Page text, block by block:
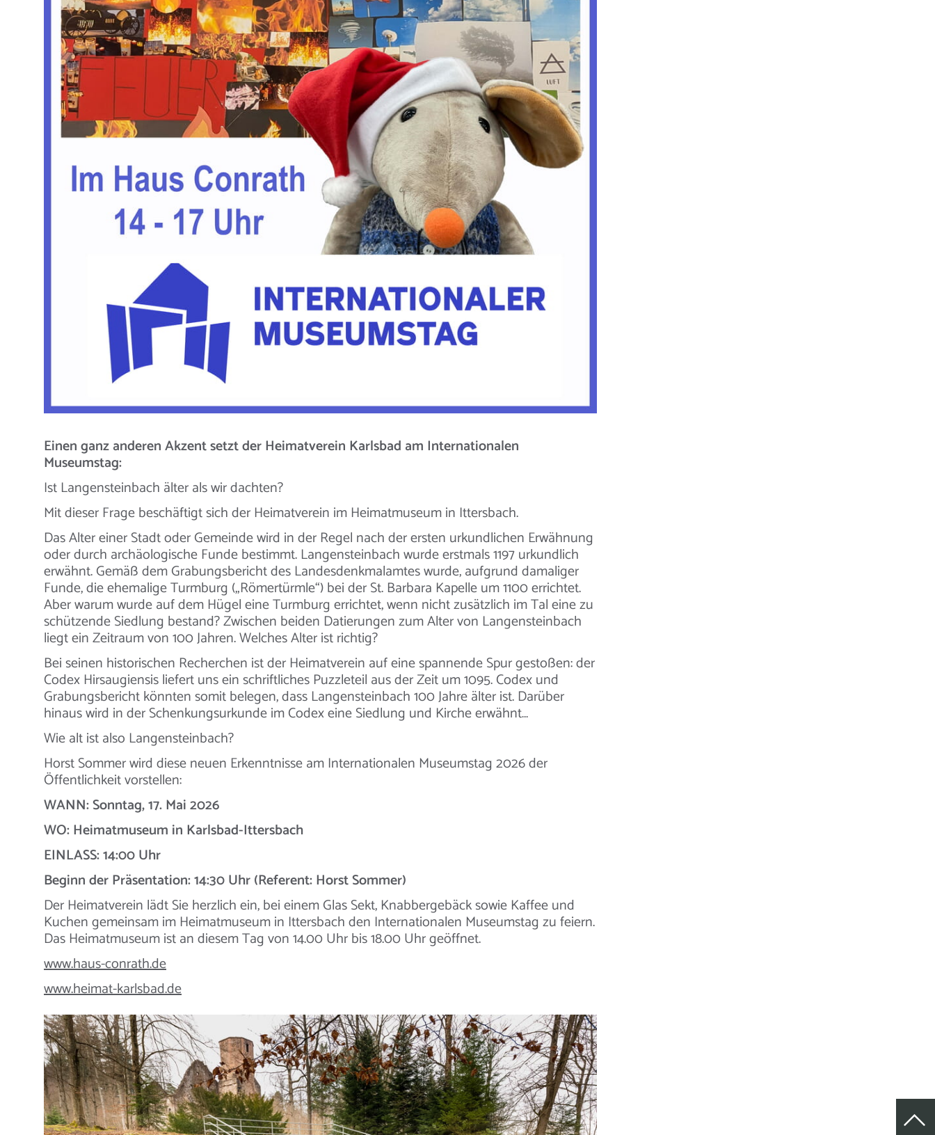
Einen ganz anderen Akzent setzt der Heimatverein Karlsbad am Internationalen
Museumstag:
Ist Langensteinbach älter als wir dachten?
Mit dieser Frage beschäftigt sich der Heimatverein im Heimatmuseum in Ittersbach.
Das Alter einer Stadt oder Gemeinde wird in der Regel nach der ersten urkundlichen Erwähnung
oder durch archäologische Funde bestimmt. Langensteinbach wurde erstmals 1197 urkundlich
erwähnt. Gemäß dem Grabungsbericht des Landesdenkmalamtes wurde, aufgrund damaliger
Funde, die ehemalige Turmburg („Römertürmle“) bei der St. Barbara Kapelle um 1100 errichtet.
Aber warum wurde auf dem Hügel eine Turmburg errichtet, wenn nicht zusätzlich im Tal eine zu
schützende Siedlung bestand? Zwischen beiden Datierungen zum Alter von Langensteinbach
liegt ein Zeitraum von 100 Jahren. Welches Alter ist richtig?
Bei seinen historischen Recherchen ist der Heimatverein auf eine spannende Spur gestoßen: der
Codex Hirsaugiensis liefert uns ein schriftliches Puzzleteil aus der Zeit um 1095. Codex und
Grabungsbericht könnten somit belegen, dass Langensteinbach 100 Jahre älter ist. Darüber
hinaus wird in der Schenkungsurkunde im Codex eine Siedlung und Kirche erwähnt…
Wie alt ist also Langensteinbach?
Horst Sommer wird diese neuen Erkenntnisse am Internationalen Museumstag 2026 der
Öffentlichkeit vorstellen:
WANN: Sonntag, 17. Mai 2026
WO: Heimatmuseum in Karlsbad-Ittersbach
EINLASS: 14:00 Uhr
Beginn der Präsentation: 14:30 Uhr (Referent: Horst Sommer)
Der Heimatverein lädt Sie herzlich ein, bei einem Glas Sekt, Knabbergebäck sowie Kaffee und
Kuchen gemeinsam im Heimatmuseum in Ittersbach den Internationalen Museumstag zu feiern.
Das Heimatmuseum ist an diesem Tag von 14.00 Uhr bis 18.00 Uhr geöffnet.
www.haus-conrath.de
www.heimat-karlsbad.de